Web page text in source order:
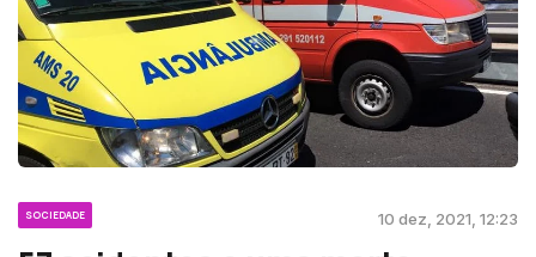
SOCIEDADE 10 dez, 2021, 12:23